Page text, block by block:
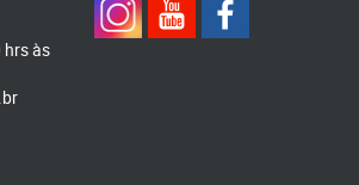
hrs às